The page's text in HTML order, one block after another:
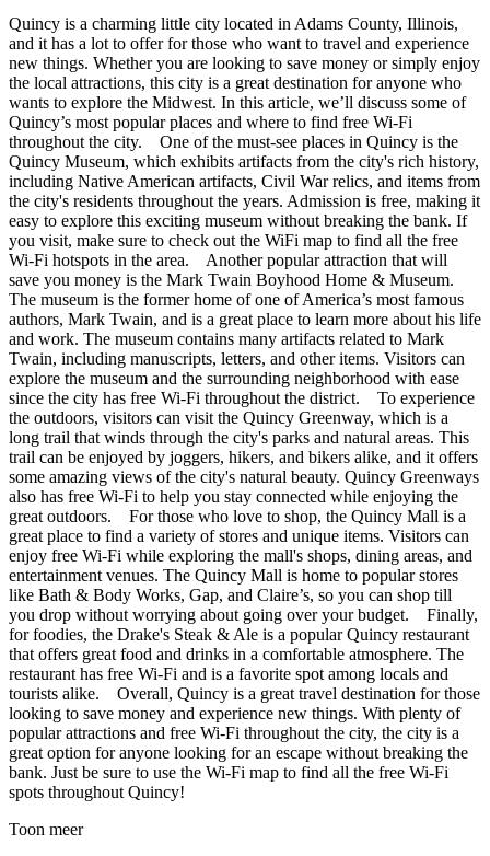
Quincy is a charming little city located in Adams County, Illinois,
and it has a lot to offer for those who want to travel and experience
new things. Whether you are looking to save money or simply enjoy
the local attractions, this city is a great destination for anyone who
wants to explore the Midwest. In this article, we’ll discuss some of
Quincy’s most popular places and where to find free Wi-Fi
throughout the city. One of the must-see places in Quincy is the
Quincy Museum, which exhibits artifacts from the city's rich history,
including Native American artifacts, Civil War relics, and items from
the city's residents throughout the years. Admission is free, making it
easy to explore this exciting museum without breaking the bank. If
you visit, make sure to check out the WiFi map to find all the free
Wi-Fi hotspots in the area. Another popular attraction that will
save you money is the Mark Twain Boyhood Home & Museum.
The museum is the former home of one of America’s most famous
authors, Mark Twain, and is a great place to learn more about his life
and work. The museum contains many artifacts related to Mark
Twain, including manuscripts, letters, and other items. Visitors can
explore the museum and the surrounding neighborhood with ease
since the city has free Wi-Fi throughout the district. To experience
the outdoors, visitors can visit the Quincy Greenway, which is a
long trail that winds through the city's parks and natural areas. This
trail can be enjoyed by joggers, hikers, and bikers alike, and it offers
some amazing views of the city's natural beauty. Quincy Greenways
also has free Wi-Fi to help you stay connected while enjoying the
great outdoors. For those who love to shop, the Quincy Mall is a
great place to find a variety of stores and unique items. Visitors can
enjoy free Wi-Fi while exploring the mall's shops, dining areas, and
entertainment venues. The Quincy Mall is home to popular stores
like Bath & Body Works, Gap, and Claire’s, so you can shop till
you drop without worrying about going over your budget. Finally,
for foodies, the Drake's Steak & Ale is a popular Quincy restaurant
that offers great food and drinks in a comfortable atmosphere. The
restaurant has free Wi-Fi and is a favorite spot among locals and
tourists alike. Overall, Quincy is a great travel destination for those
looking to save money and experience new things. With plenty of
popular attractions and free Wi-Fi throughout the city, the city is a
great option for anyone looking for an escape without breaking the
bank. Just be sure to use the Wi-Fi map to find all the free Wi-Fi
spots throughout Quincy!
Toon meer